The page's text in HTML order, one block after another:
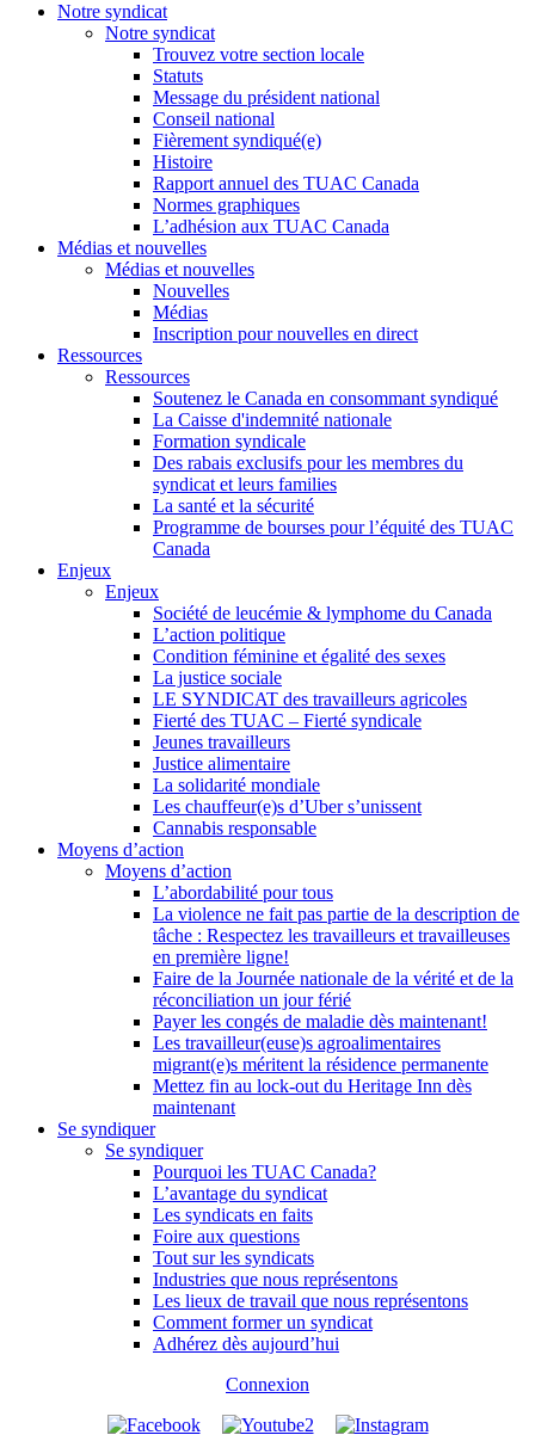
Notre syndicat
Notre syndicat
Trouvez votre section locale
Statuts
Message du président national
Conseil national
Fièrement syndiqué(e)
Histoire
Rapport annuel des TUAC Canada
Normes graphiques
L’adhésion aux TUAC Canada
Médias et nouvelles
Médias et nouvelles
Nouvelles
Médias
Inscription pour nouvelles en direct
Ressources
Ressources
Soutenez le Canada en consommant syndiqué
La Caisse d'indemnité nationale
Formation syndicale
Des rabais exclusifs pour les membres du
syndicat et leurs families
La santé et la sécurité
Programme de bourses pour l’équité des TUAC
Canada
Enjeux
Enjeux
Société de leucémie & lymphome du Canada
L’action politique
Condition féminine et égalité des sexes
La justice sociale
LE SYNDICAT des travailleurs agricoles
Fierté des TUAC – Fierté syndicale
Jeunes travailleurs
Justice alimentaire
La solidarité mondiale
Les chauffeur(e)s d’Uber s’unissent
Cannabis responsable
Moyens d’action
Moyens d’action
L’abordabilité pour tous
La violence ne fait pas partie de la description de
tâche : Respectez les travailleurs et travailleuses
en première ligne!
Faire de la Journée nationale de la vérité et de la
réconciliation un jour férié
Payer les congés de maladie dès maintenant!
Les travailleur(euse)s agroalimentaires
migrant(e)s méritent la résidence permanente
Mettez fin au lock-out du Heritage Inn dès
maintenant
Se syndiquer
Se syndiquer
Pourquoi les TUAC Canada?
L’avantage du syndicat
Les syndicats en faits
Foire aux questions
Tout sur les syndicats
Industries que nous représentons
Les lieux de travail que nous représentons
Comment former un syndicat
Adhérez dès aujourd’hui
Connexion